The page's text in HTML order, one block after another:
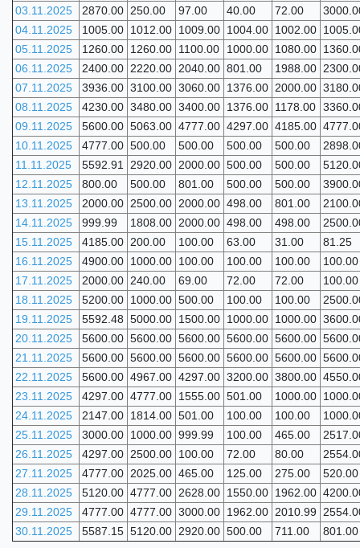
03.11.2025
2870.00 250.00 97.00 40.00 72.00
04.11.2025
1005.00 1012.00 1009.00 1004.00 1002.00
05.11.2025
1260.00 1260.00 1100.00 1000.00 1080.00
06.11.2025
2400.00 2220.00 2040.00 801.00 1988.00
07.11.2025
3936.00 3100.00 3060.00 1376.00 2000.00
08.11.2025
4230.00 3480.00 3400.00 1376.00 1178.00
09.11.2025
5600.00 5063.00 4777.00 4297.00 4185.00
10.11.2025
4777.00 500.00 500.00 500.00 500.00
11.11.2025
5592.91 2920.00 2000.00 500.00 500.00
12.11.2025
800.00 500.00 801.00 500.00 500.00
13.11.2025
2000.00 2500.00 2000.00 498.00 801.00
14.11.2025
999.99 1808.00 2000.00 498.00 498.00
15.11.2025
4185.00 200.00 100.00 63.00 31.00
81.25
16.11.2025
4900.00 1000.00 100.00 100.00 100.00
100.00
17.11.2025
2000.00 240.00 69.00 72.00 72.00
100.00
18.11.2025
5200.00 1000.00 500.00 100.00 100.00
19.11.2025
5592.48 5000.00 1500.00 1000.00 1000.00
20.11.2025
5600.00 5600.00 5600.00 5600.00 5600.00
21.11.2025
5600.00 5600.00 5600.00 5600.00 5600.00
22.11.2025
5600.00 4967.00 4297.00 3200.00 3800.00
23.11.2025
4297.00 4777.00 1555.00 501.00 1000.00
24.11.2025
2147.00 1814.00 501.00 100.00 100.00
25.11.2025
3000.00 1000.00 999.99 100.00 465.00
26.11.2025
4297.00 2500.00 100.00 72.00 80.00
27.11.2025
4777.00 2025.00 465.00 125.00 275.00
520.00
28.11.2025
5120.00 4777.00 2628.00 1550.00 1962.00
29.11.2025
4777.00 4777.00 3000.00 1962.00 2010.99
30.11.2025
5587.15 5120.00 2920.00 500.00 711.00 801.00